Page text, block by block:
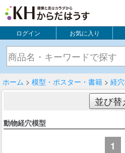
ログイン お気に入り
ホーム > 模型・ポスター・書籍 > 経
並び替
動物経穴模型
1